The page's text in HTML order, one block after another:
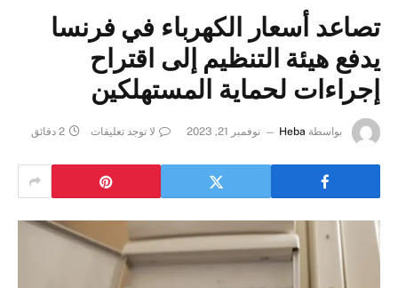
تصاعد أسعار الكهرباء في فرنسا
يدفع هيئة التنظيم إلى اقتراح
إجراءات لحماية المستهلكين
بواسطة Heba نوفمبر 21, 2023 لا توجد تعليقات 2 دقائق